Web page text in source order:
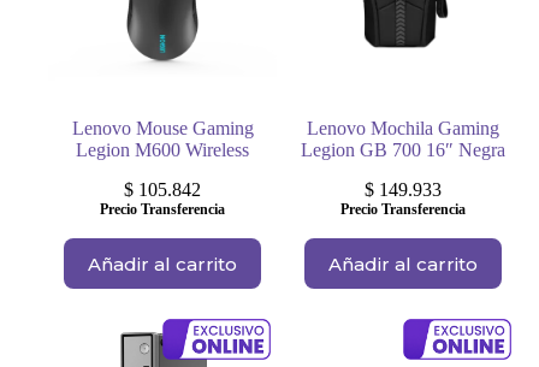
Lenovo Mouse Gaming
Legion M600 Wireless
$ 105.842
Precio Transferencia
Añadir al carrito
Lenovo Mochila Gaming
Legion GB 700 16″ Negra
$ 149.933
Precio Transferencia
Añadir al carrito